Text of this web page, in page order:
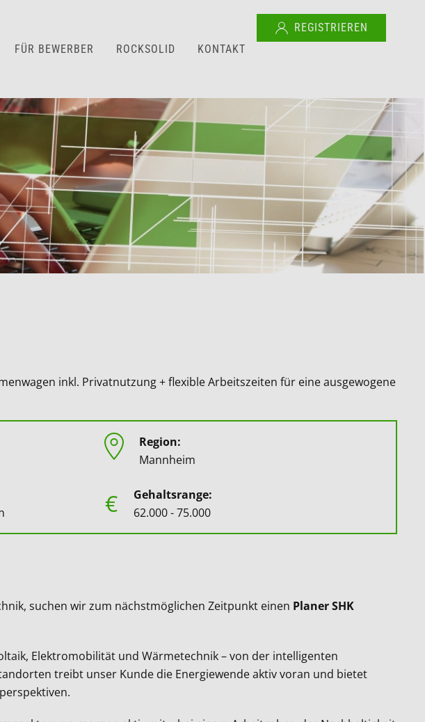
FÜR BEWERBER ROCKSOLID KONTAKT
REGISTRIEREN
inkl. Privatnutzung + flexible Arbeitszeiten für eine ausgewogene
Region:
Mannheim
€
Gehaltsrange:
62.000 - 75.000
suchen wir zum nächstmöglichen Zeitpunkt einen Planer SHK
Elektromobilität und Wärmetechnik – von der intelligenten
treibt unser Kunde die Energiewende aktiv voran und bietet